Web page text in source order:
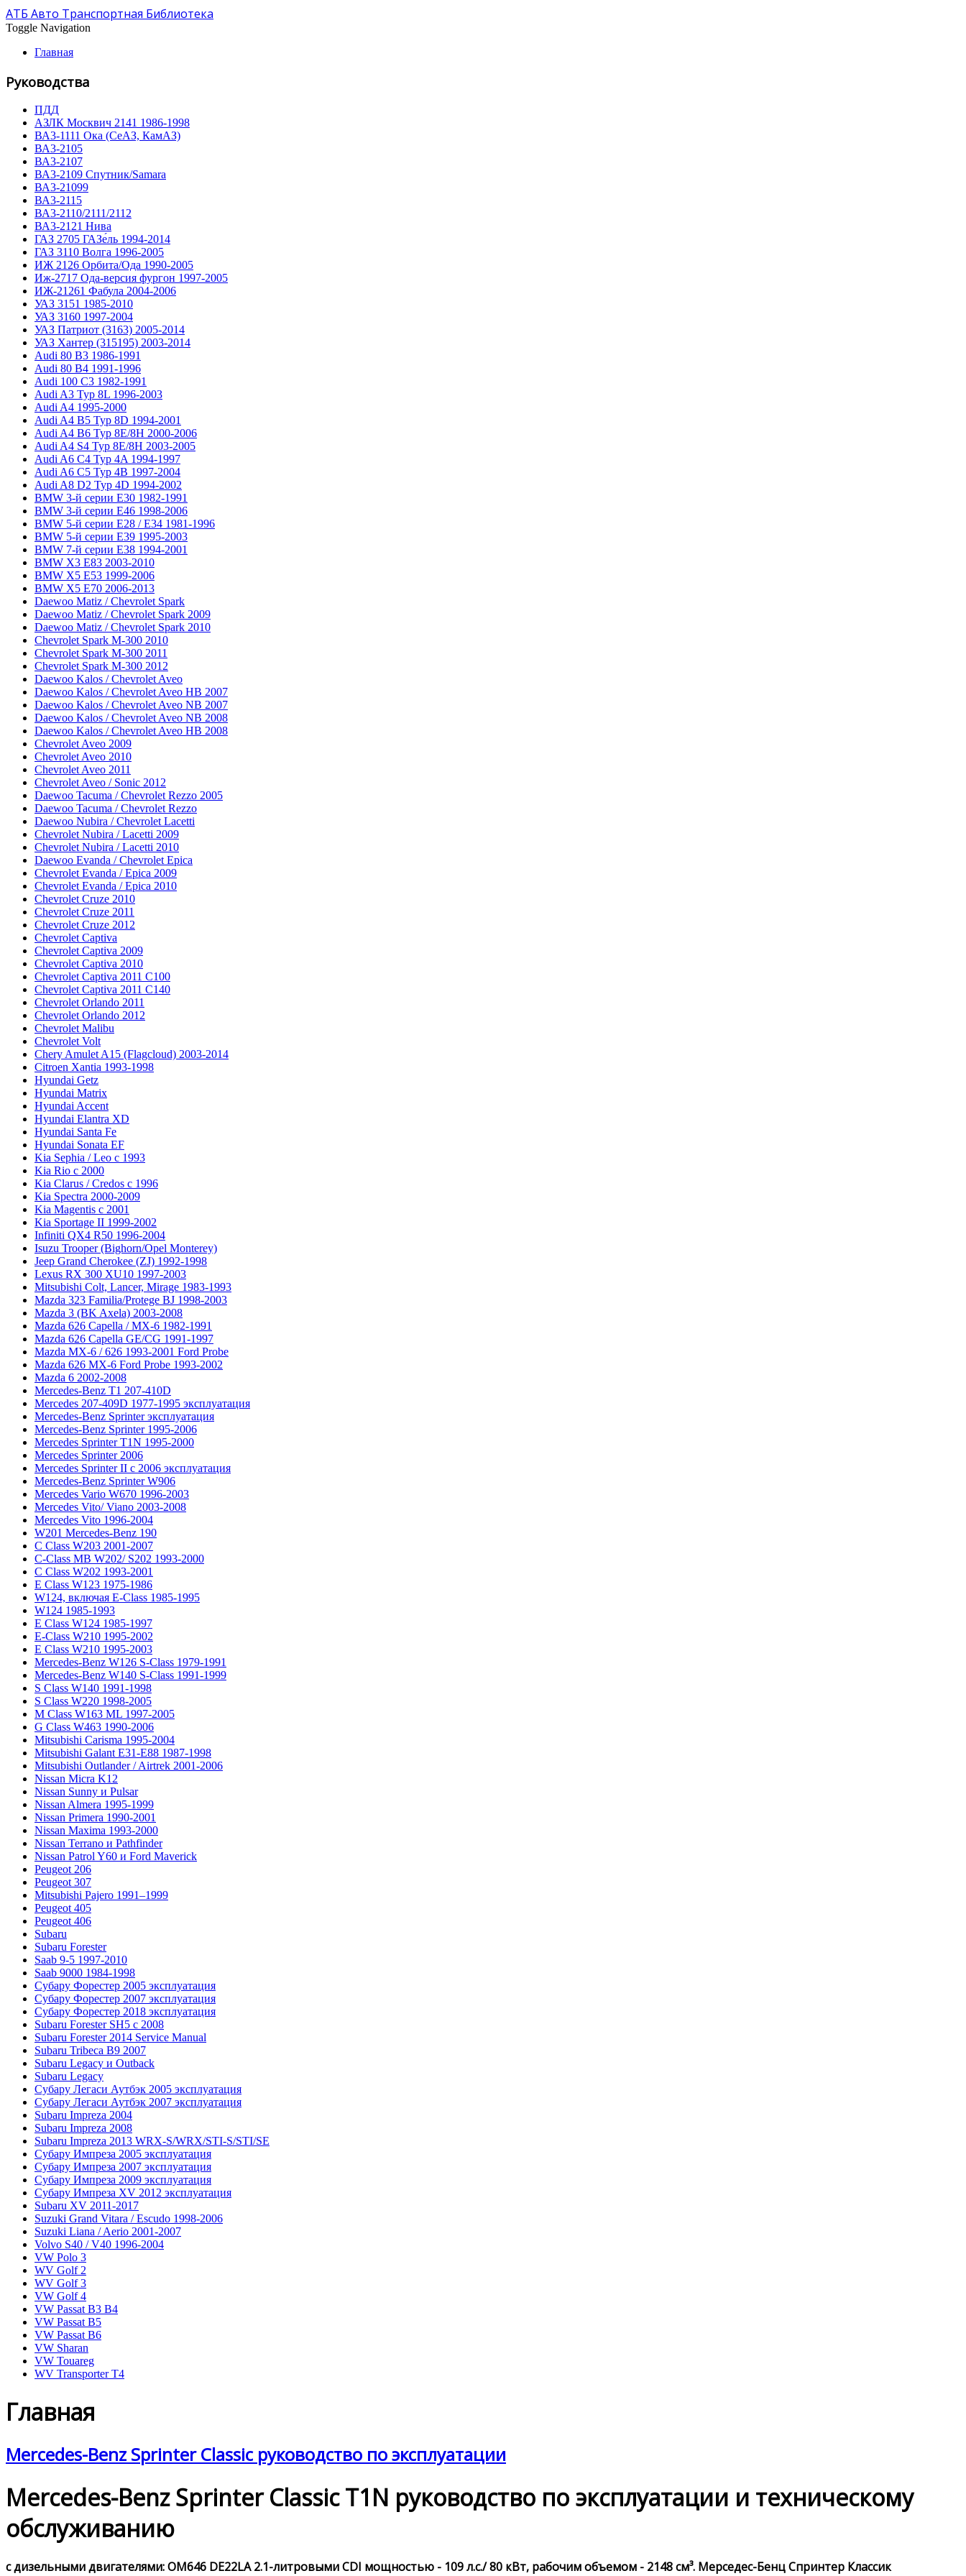
АТБ Авто Транспортная Библиотека
Toggle Navigation
Главная
Руководства
ПДД
АЗЛК Москвич 2141 1986-1998
ВА3-1111 Ока (СеАЗ, КамАЗ)
ВА3-2105
ВА3-2107
ВА3-2109 Спутник/Samara
ВА3-21099
ВА3-2115
ВА3-2110/2111/2112
ВА3-2121 Нива
ГАЗ 2705 ГАЗе́ль 1994-2014
ГАЗ 3110 Волга 1996-2005
ИЖ 2126 Орбита/Ода 1990-2005
Иж-2717 Ода-версия фургон 1997-2005
ИЖ-21261 Фабула 2004-2006
УАЗ 3151 1985-2010
УАЗ 3160 1997-2004
УАЗ Патриот (3163) 2005-2014
УАЗ Хантер (315195) 2003-2014
Audi 80 B3 1986-1991
Audi 80 B4 1991-1996
Audi 100 C3 1982-1991
Audi A3 Typ 8L 1996-2003
Audi A4 1995-2000
Audi A4 B5 Typ 8D 1994-2001
Audi A4 B6 Typ 8E/8H 2000-2006
Audi A4 S4 Typ 8E/8H 2003-2005
Audi A6 C4 Typ 4A 1994-1997
Audi A6 C5 Typ 4B 1997-2004
Audi A8 D2 Typ 4D 1994-2002
BMW 3-й серии E30 1982-1991
BMW 3-й серии E46 1998-2006
BMW 5-й серии E28 / E34 1981-1996
BMW 5-й серии E39 1995-2003
BMW 7-й серии E38 1994-2001
BMW X3 E83 2003-2010
BMW X5 E53 1999-2006
BMW X5 E70 2006-2013
Daewoo Matiz / Chevrolet Spark
Daewoo Matiz / Chevrolet Spark 2009
Daewoo Matiz / Chevrolet Spark 2010
Chevrolet Spark M-300 2010
Chevrolet Spark M-300 2011
Chevrolet Spark M-300 2012
Daewoo Kalos / Chevrolet Aveo
Daewoo Kalos / Chevrolet Aveo HB 2007
Daewoo Kalos / Chevrolet Aveo NB 2007
Daewoo Kalos / Chevrolet Aveo NB 2008
Daewoo Kalos / Chevrolet Aveo HB 2008
Chevrolet Aveo 2009
Chevrolet Aveo 2010
Chevrolet Aveo 2011
Chevrolet Aveo / Sonic 2012
Daewoo Tacuma / Chevrolet Rezzo 2005
Daewoo Tacuma / Chevrolet Rezzo
Daewoo Nubira / Chevrolet Lacetti
Chevrolet Nubira / Lacetti 2009
Chevrolet Nubira / Lacetti 2010
Daewoo Evanda / Chevrolet Epica
Chevrolet Evanda / Epica 2009
Chevrolet Evanda / Epica 2010
Chevrolet Cruze 2010
Chevrolet Cruze 2011
Chevrolet Cruze 2012
Chevrolet Captiva
Chevrolet Captiva 2009
Chevrolet Captiva 2010
Chevrolet Captiva 2011 C100
Chevrolet Captiva 2011 C140
Chevrolet Orlando 2011
Chevrolet Orlando 2012
Chevrolet Malibu
Chevrolet Volt
Chery Amulet A15 (Flagcloud) 2003-2014
Citroen Xantia 1993-1998
Hyundai Getz
Hyundai Matrix
Hyundai Accent
Hyundai Elantra XD
Hyundai Santa Fe
Hyundai Sonata EF
Kia Sephia / Leo с 1993
Kia Rio с 2000
Kia Clarus / Credos с 1996
Kia Spectra 2000-2009
Kia Magentis с 2001
Kia Sportage II 1999-2002
Infiniti QX4 R50 1996-2004
Isuzu Trooper (Bighorn/Opel Monterey)
Jeep Grand Cherokee (ZJ) 1992-1998
Lexus RX 300 XU10 1997-2003
Mitsubishi Colt, Lancer, Mirage 1983-1993
Mazda 323 Familia/Protege BJ 1998-2003
Mazda 3 (BK Axela) 2003-2008
Mazda 626 Capella / MX-6 1982-1991
Mazda 626 Capella GE/CG 1991-1997
Mazda MX-6 / 626 1993-2001 Ford Probe
Mazda 626 MX-6 Ford Probe 1993-2002
Mazda 6 2002-2008
Mercedes-Benz T1 207-410D
Mercedes 207-409D 1977-1995 эксплуатация
Mercedes-Benz Sprinter эксплуатация
Mercedes-Benz Sprinter 1995-2006
Mercedes Sprinter T1N 1995-2000
Mercedes Sprinter 2006
Mercedes Sprinter II с 2006 эксплуатация
Mercedes-Benz Sprinter W906
Mercedes Vario W670 1996-2003
Mercedes Vito/ Viano 2003-2008
Mercedes Vito 1996-2004
W201 Mercedes-Benz 190
C Class W203 2001-2007
C-Class MB W202/ S202 1993-2000
C Class W202 1993-2001
E Class W123 1975-1986
W124, включая E-Class 1985-1995
W124 1985-1993
E Class W124 1985-1997
E-Class W210 1995-2002
E Class W210 1995-2003
Mercedes-Benz W126 S-Class 1979-1991
Mercedes-Benz W140 S-Class 1991-1999
S Class W140 1991-1998
S Class W220 1998-2005
M Class W163 ML 1997-2005
G Class W463 1990-2006
Mitsubishi Carisma 1995-2004
Mitsubishi Galant E31-E88 1987-1998
Mitsubishi Outlander / Airtrek 2001-2006
Nissan Micra K12
Nissan Sunny и Pulsar
Nissan Almera 1995-1999
Nissan Primera 1990-2001
Nissan Maxima 1993-2000
Nissan Terrano и Pathfinder
Nissan Patrol Y60 и Ford Maverick
Peugeot 206
Peugeot 307
Mitsubishi Pajero 1991–1999
Peugeot 405
Peugeot 406
Subaru
Subaru Forester
Saab 9-5 1997-2010
Saab 9000 1984-1998
Субару Форестер 2005 эксплуатация
Субару Форестер 2007 эксплуатация
Субару Форестер 2018 эксплуатация
Subaru Forester SH5 с 2008
Subaru Forester 2014 Service Manual
Subaru Tribeca В9 2007
Subaru Legacy и Outback
Subaru Legacy
Субару Легаси Аутбэк 2005 эксплуатация
Субару Легаси Аутбэк 2007 эксплуатация
Subaru Impreza 2004
Subaru Impreza 2008
Subaru Impreza 2013 WRX-S/WRX/STI-S/STI/SE
Субару Импреза 2005 эксплуатация
Субару Импреза 2007 эксплуатация
Субару Импреза 2009 эксплуатация
Субару Импреза XV 2012 эксплуатация
Subaru XV 2011-2017
Suzuki Grand Vitara / Escudo 1998-2006
Suzuki Liana / Aerio 2001-2007
Volvo S40 / V40 1996-2004
VW Polo 3
WV Golf 2
WV Golf 3
VW Golf 4
VW Passat B3 B4
VW Passat B5
VW Passat B6
VW Sharan
VW Touareg
WV Transporter T4
Главная
Mercedes-Benz Sprinter Classic руководство по эксплуатации
Mercedes-Benz Sprinter Classic T1N руководство по эксплуатации и техническому
обслуживанию
с дизельными двигателями: OM646 DE22LA 2.1-литровыми CDI мощностью - 109 л.с./ 80 кВт, рабочим объемом - 2148 см³. Мерседес-Бенц Спринтер Классик